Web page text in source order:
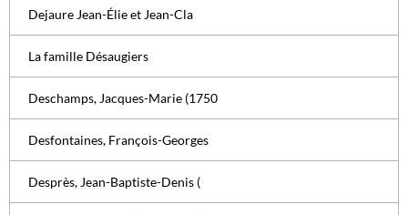
Dejaure Jean-Élie et Jean-Cla
La famille Désaugiers
Deschamps, Jacques-Marie (1750
Desfontaines, François-Georges
Desprès, Jean-Baptiste-Denis (